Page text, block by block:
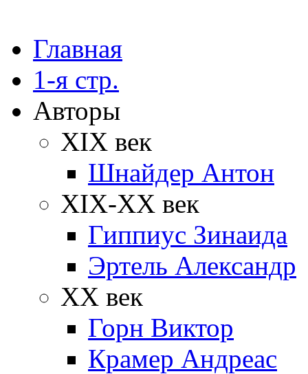
Главная
1-я стр.
Авторы
XIX век
Шнайдер Антон
XIX-XX век
Гиппиус Зинаида
Эртель Александр
XX век
Горн Виктор
Крамер Андреас